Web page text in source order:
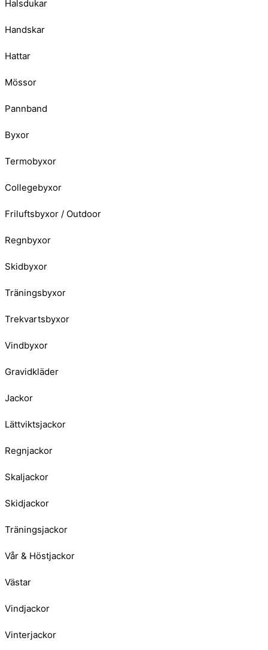
Halsdukar
Handskar
Hattar
Mössor
Pannband
Byxor
Termobyxor
Collegebyxor
Friluftsbyxor / Outdoor
Regnbyxor
Skidbyxor
Träningsbyxor
Trekvartsbyxor
Vindbyxor
Gravidkläder
Jackor
Lättviktsjackor
Regnjackor
Skaljackor
Skidjackor
Träningsjackor
Vår & Höstjackor
Västar
Vindjackor
Vinterjackor